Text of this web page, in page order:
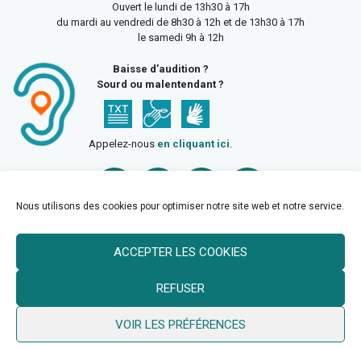
Nous utilisons des cookies pour optimiser notre site web et notre service.
ACCEPTER LES COOKIES
REFUSER
VOIR LES PRÉFÉRENCES
Ouvert le lundi de 13h30 à 17h
du mardi au vendredi de 8h30 à 12h et de 13h30 à 17h
le samedi 9h à 12h
Baisse d’audition ?
Sourd ou malentendant ?
Appelez-nous en cliquant ici.
© 2026 Ville de Billy Berclau —neoweb.fr